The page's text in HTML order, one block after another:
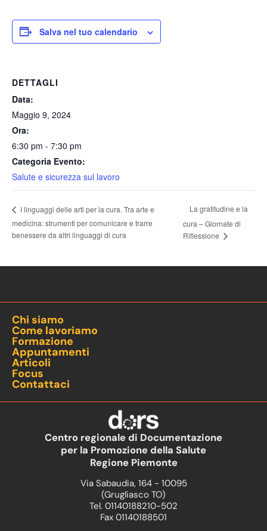
Salva nel tuo calendario
DETTAGLI
Data:
Maggio 9, 2024
Ora:
6:30 pm - 7:30 pm
Categoria Evento:
Salute e sicurezza sul lavoro
I linguaggi delle arti per la cura. Tra arte e
medicina: strumenti per comunicare e trarre
benessere da altri linguaggi di cura
La gratitudine e la
cura – Giornate di
Riflessione
Chi siamo
Come lavoriamo
Formazione
Appuntamenti
Articoli
Focus
Contattaci
Centro regionale di Documentazione
per la Promozione della Salute
Regione Piemonte
Via Sabaudia, 164 - 10095
(Grugliasco TO)
Tel. 01140188210-502
Fax 01140188501